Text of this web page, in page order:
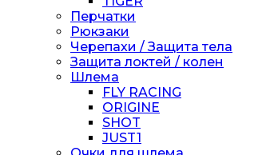
Перчатки
Рюкзаки
Черепахи / Защита тела
Защита локтей / колен
Шлема
FLY RACING
ORIGINE
SHOT
JUST1